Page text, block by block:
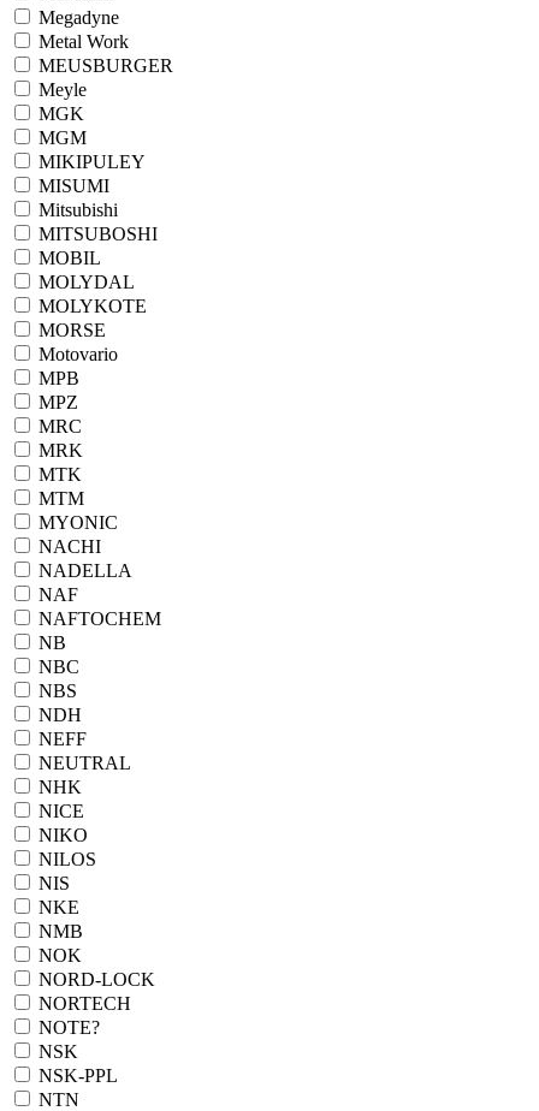
Megadyne
Metal Work
MEUSBURGER
Meyle
MGK
MGM
MIKIPULEY
MISUMI
Mitsubishi
MITSUBOSHI
MOBIL
MOLYDAL
MOLYKOTE
MORSE
Motovario
MPB
MPZ
MRC
MRK
MTK
MTM
MYONIC
NACHI
NADELLA
NAF
NAFTOCHEM
NB
NBC
NBS
NDH
NEFF
NEUTRAL
NHK
NICE
NIKO
NILOS
NIS
NKE
NMB
NOK
NORD-LOCK
NORTECH
NOTE?
NSK
NSK-PPL
NTN